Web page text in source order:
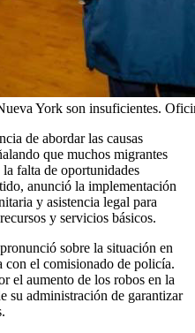
York son insuficientes.
de abordar las causas
que muchos migrantes
falta de oportunidades
anunció la implementación
y asistencia legal para
y servicios básicos.
sobre la situación en
con el comisionado de policía.
el aumento de los robos en la
su administración de garantizar